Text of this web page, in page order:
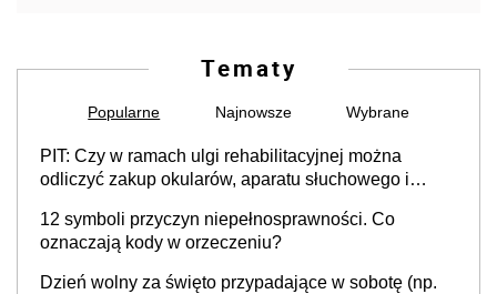
Tematy
Popularne Najnowsze Wybrane
PIT: Czy w ramach ulgi rehabilitacyjnej można
odliczyć zakup okularów, aparatu słuchowego i
12 symboli przyczyn niepełnosprawności. Co
oznaczają kody w orzeczeniu?
Dzień wolny za święto przypadające w sobotę (np.